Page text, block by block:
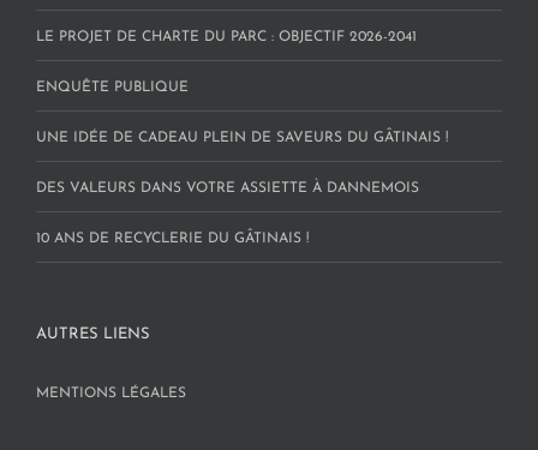
LE PROJET DE CHARTE DU PARC : OBJECTIF 2026-2041
ENQUÊTE PUBLIQUE
UNE IDÉE DE CADEAU PLEIN DE SAVEURS DU GÂTINAIS !
DES VALEURS DANS VOTRE ASSIETTE À DANNEMOIS
10 ANS DE RECYCLERIE DU GÂTINAIS !
AUTRES LIENS
MENTIONS LÉGALES